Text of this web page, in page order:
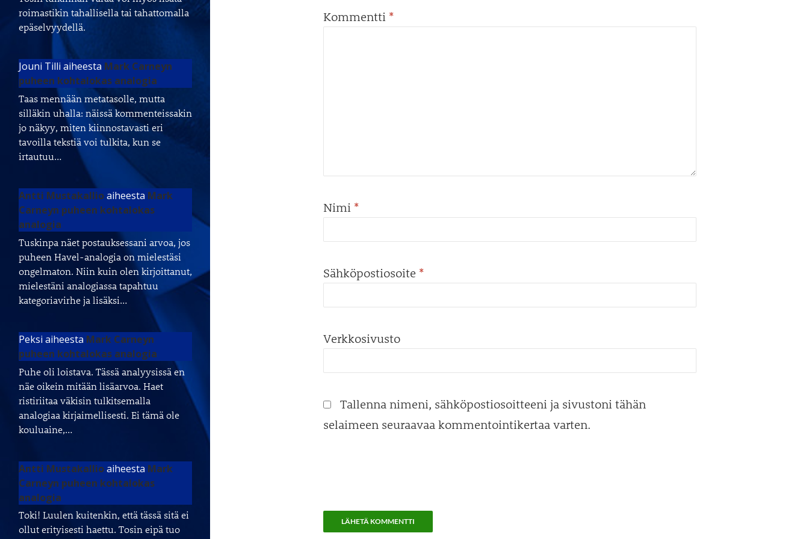
Kommentti *
Nimi *
Sähköpostiosoite *
Verkkosivusto
Tallenna nimeni, sähköpostiosoitteeni ja sivustoni tähän
selaimeen seuraavaa kommentointikertaa varten.
roimastikin tahallisella tai tahattomalla
epäselvyydellä.
Jouni Tilli aiheesta Mark Carneyn
puheen kohtalokas analogia
Taas mennään metatasolle, mutta
silläkin uhalla: näissä kommenteissakin
jo näkyy, miten kiinnostavasti eri
tavoilla tekstiä voi tulkita, kun se
irtautuu…
Antti Mustakallioaiheesta Mark
Carneyn puheen kohtalokas
analogia
Tuskinpa näet postauksessani arvoa, jos
puheen Havel-analogia on mielestäsi
ongelmaton. Niin kuin olen kirjoittanut,
mielestäni analogiassa tapahtuu
kategoriavirhe ja lisäksi…
Peksi aiheesta Mark Carneyn
puheen kohtalokas analogia
Puhe oli loistava. Tässä analyysissä en
näe oikein mitään lisäarvoa. Haet
ristiriitaa väkisin tulkitsemalla
analogiaa kirjaimellisesti. Ei tämä ole
kouluaine,…
Antti Mustakallioaiheesta Mark
Carneyn puheen kohtalokas
analogia
Toki! Luulen kuitenkin, että tässä sitä ei
ollut erityisesti haettu. Tosin eipä tuo